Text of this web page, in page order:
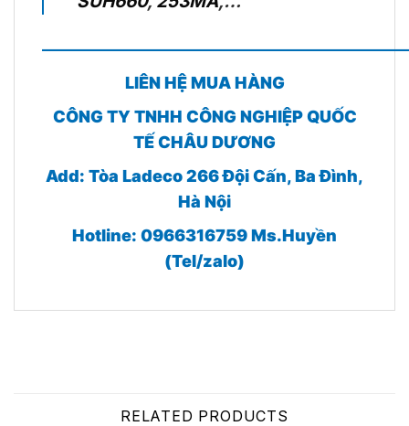
LIÊN HỆ MUA HÀNG
CÔNG TY TNHH CÔNG NGHIỆP QUỐC
TẾ CHÂU DƯƠNG
Add: Tòa Ladeco 266 Đội Cấn, Ba Đình,
Hà Nội
Hotline: 0966316759 Ms.Huyền
(Tel/zalo)
RELATED PRODUCTS